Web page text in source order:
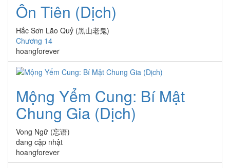
Ôn Tiên (Dịch)
Hắc Sơn Lão Quỷ (黑山老鬼)
Chương 14
hoangforever
Mộng Yểm Cung: Bí Mật
Chung Gia (Dịch)
Vong Ngữ (忘语)
đang cập nhật
hoangforever